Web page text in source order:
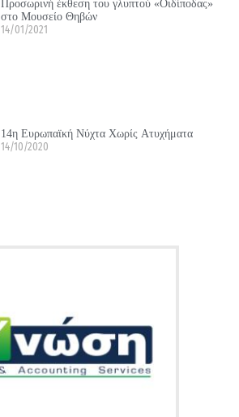
Προσωρινή έκθεση του γλυπτού «Οιδίποδας»
στο Μουσείο Θηβών
14/01/2021
14η Ευρωπαϊκή Νύχτα Χωρίς Ατυχήματα
14/10/2020